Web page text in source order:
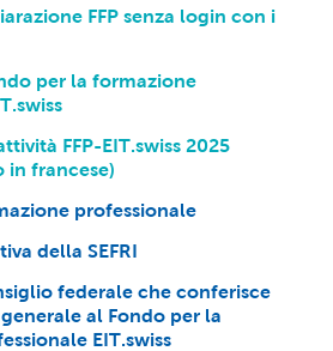
FFP senza login con i
per la formazione
FFP-EIT.swiss 2025
in francese)
professionale
della SEFRI
federale che conferisce
al Fondo per la
EIT.swiss